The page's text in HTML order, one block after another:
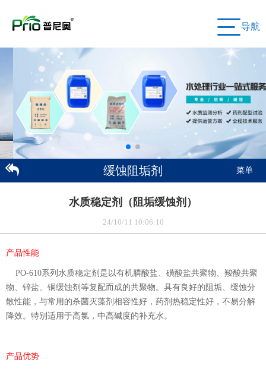
导航
缓蚀阻垢剂 菜单
水质稳定剂（阻垢缓蚀剂）
24/10/11 10:06:10
产品性能
PO-610系列水质稳定剂是以有机膦酸盐、磺酸盐共聚物、羧酸共聚
物、锌盐、铜缓蚀剂等复配而成的共聚物。具有良好的阻垢、缓蚀分
散性能，与常用的杀菌灭藻剂相容性好，药剂热稳定性好，不易分解
降效。特别适用于高氯，中高碱度的补充水。
产品优势